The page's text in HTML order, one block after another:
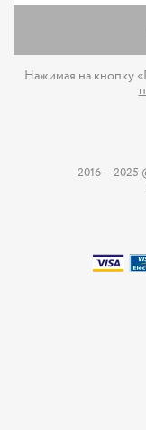
Нажимая на кнопку
2016 —